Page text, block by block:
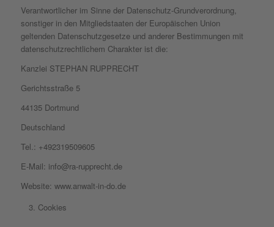
Verantwortlicher im Sinne der Datenschutz-Grundverordnung,
sonstiger in den Mitgliedstaaten der Europäischen Union
geltenden Datenschutzgesetze und anderer Bestimmungen mit
datenschutzrechtlichem Charakter ist die:
Kanzlei STEPHAN RUPPRECHT
Gerichtsstraße 5
44135 Dortmund
Deutschland
Tel.: +492319509605
E-Mail: info@ra-rupprecht.de
Website: www.anwalt-in-do.de
Cookies